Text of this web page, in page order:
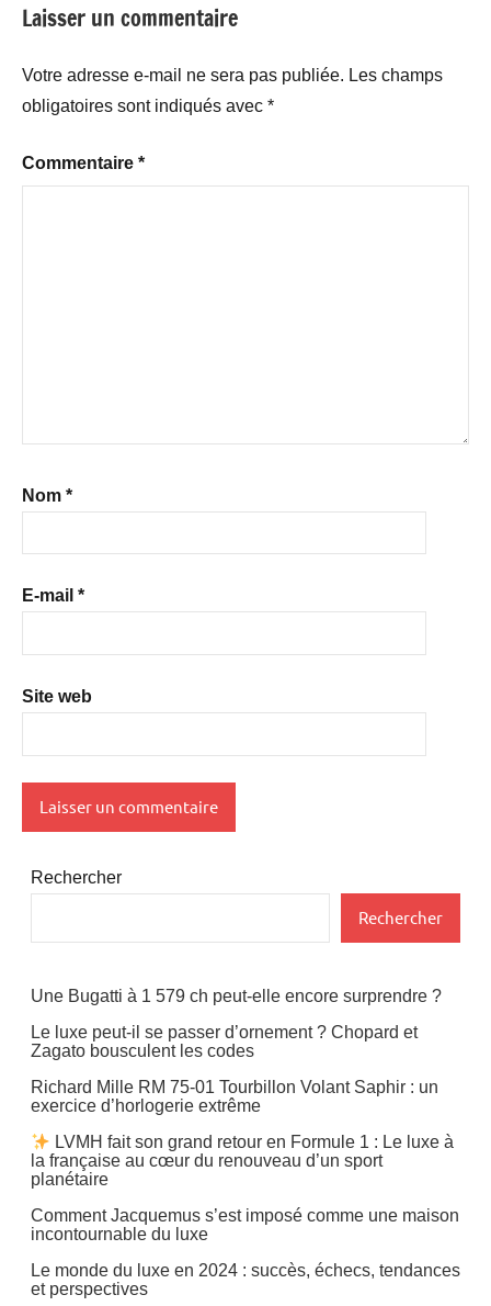
Laisser un commentaire
Votre adresse e-mail ne sera pas publiée. Les champs
obligatoires sont indiqués avec *
Commentaire *
Nom *
E-mail *
Site web
Rechercher
Rechercher
Une Bugatti à 1 579 ch peut-elle encore surprendre ?
Le luxe peut-il se passer d’ornement ? Chopard et
Zagato bousculent les codes
Richard Mille RM 75-01 Tourbillon Volant Saphir : un
exercice d’horlogerie extrême
LVMH fait son grand retour en Formule 1 : Le luxe à
la française au cœur du renouveau d’un sport
planétaire
Comment Jacquemus s’est imposé comme une maison
incontournable du luxe
Le monde du luxe en 2024 : succès, échecs, tendances
et perspectives